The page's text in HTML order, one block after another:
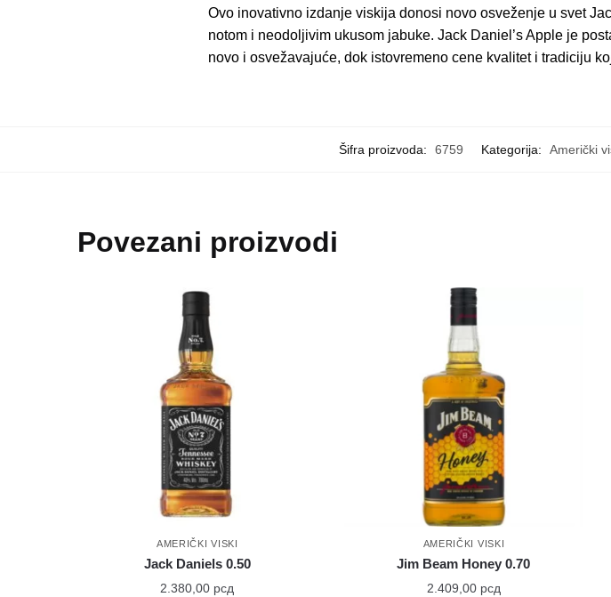
Ovo inovativno izdanje viskija donosi novo osveženje u svet
notom i neodoljivim ukusom jabuke. Jack Daniel’s Apple je
novo i osvežavajuće, dok istovremeno cene kvalitet i tradiciju
Šifra proizvoda: 6759 Kategorija: Američki
Povezani proizvodi
AMERIČKI VISKI
Jack Daniels 0.50
2.380,00 рсд
AMERIČKI VISKI
Jim Beam Honey 0.70
2.409,00 рсд